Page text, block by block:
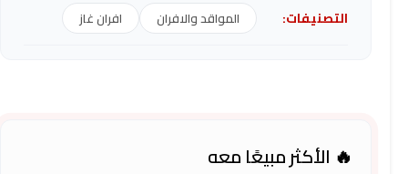
التصنيفات: المواقد والافران افران غاز
🔥 الأكثر مبيعًا معه